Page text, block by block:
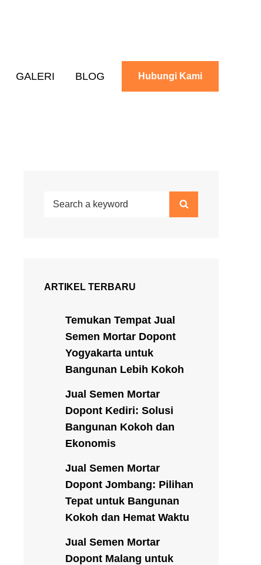
GALERI BLOG Hubungi Kami
Search
ARTIKEL TERBARU
Temukan Tempat Jual
Semen Mortar Dopont
Yogyakarta untuk
Bangunan Lebih Kokoh
Jual Semen Mortar
Dopont Kediri: Solusi
Bangunan Kokoh dan
Ekonomis
Jual Semen Mortar
Dopont Jombang: Pilihan
Tepat untuk Bangunan
Kokoh dan Hemat Waktu
Jual Semen Mortar
Dopont Malang untuk